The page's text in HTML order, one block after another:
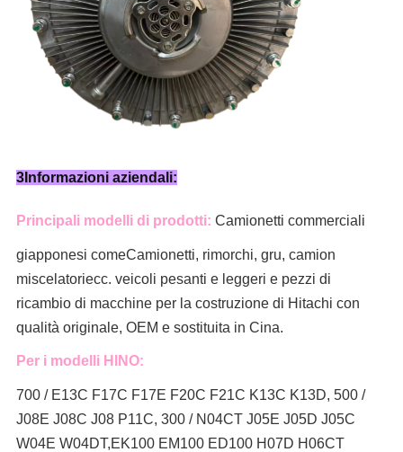
3Informazioni aziendali:
Principali modelli di prodotti: Camionetti commerciali
giapponesi comeCamionetti, rimorchi, gru, camion
miscelatoriecc. veicoli pesanti e leggeri e pezzi di
ricambio di macchine per la costruzione di Hitachi con
qualità originale, OEM e sostituita in Cina.
Per i modelli HINO:
700 / E13C F17C F17E F20C F21C K13C K13D, 500 /
J08E J08C J08 P11C, 300 / N04CT J05E J05D J05C
W04E W04DT,EK100 EM100 ED100 H07D H06CT